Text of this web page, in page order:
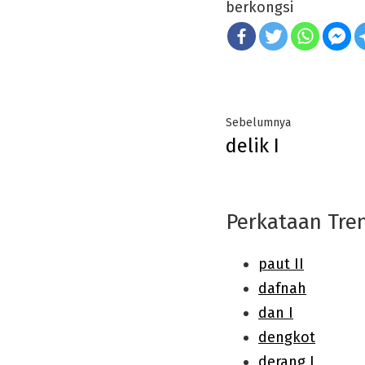
berkongsi
Post
navigation
SebelumnyaPrevious
delik I
Perkataan